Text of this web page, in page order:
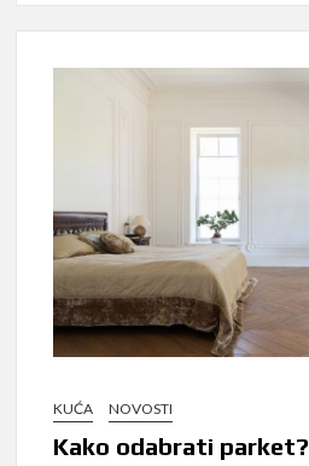
KUĆA NOVOSTI
Kako odabrati parket?